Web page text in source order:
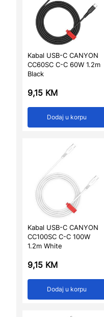
Kabal USB-C CANYON
CC60SC C-C 60W 1.2m
Black
9,15 KM
Dodaj u korpu
Kabal USB-C CANYON
CC100SC C-C 100W
1.2m White
9,15 KM
Dodaj u korpu